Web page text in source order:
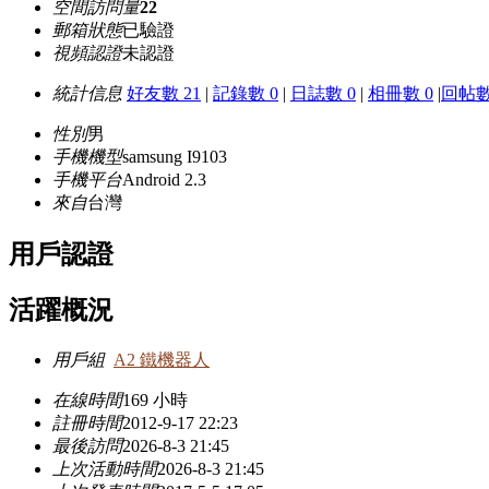
空間訪問量22
郵箱狀態已驗證
視頻認證未認證
統計信息 好友數 21 | 記錄數 0 | 日誌數 0 | 相冊數 0 |回帖
性別男
手機機型samsung I9103
手機平台Android 2.3
來自台灣
用戶認證
活躍概況
用戶組 A2 鐵機器人
在線時間169 小時
註冊時間2012-9-17 22:23
最後訪問2026-8-3 21:45
上次活動時間2026-8-3 21:45